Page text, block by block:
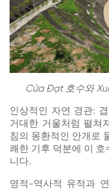
Cửa Đạt 호수와
인상적인 자연 경관:
거대한 거울처럼 펼쳐
침의 몽환적인 안개로
쾌한 기후 덕분에 이
니다.
영적-역사적 유적과